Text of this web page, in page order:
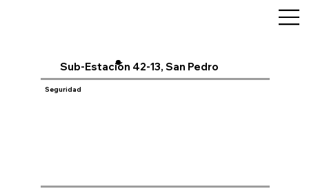
Sub-Estación 42-13, San Pedro
Seguridad